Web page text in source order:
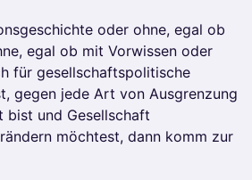
oder ohne, egal ob
egal ob mit Vorwissen oder
für gesellschaftspolitische
gegen jede Art von Ausgrenzung
bist und Gesellschaft
möchtest, dann komm zur